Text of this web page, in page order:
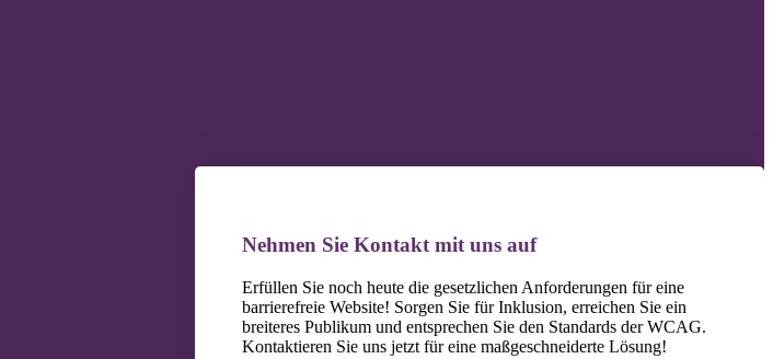
Nehmen Sie Kontakt mit uns auf
Erfüllen Sie noch heute die gesetzlichen Anforderungen für eine
barrierefreie Website! Sorgen Sie für Inklusion, erreichen Sie ein
breiteres Publikum und entsprechen Sie den Standards der WCAG.
Kontaktieren Sie uns jetzt für eine maßgeschneiderte Lösung!